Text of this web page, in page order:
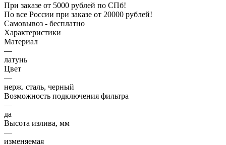
При заказе от 5000 рублей по СПб!
По все России при заказе от 20000 рублей!
Самовывоз - бесплатно
Характеристики
Материал
—
латунь
Цвет
—
нерж. сталь, черный
Возможность подключения фильтра
—
да
Высота излива, мм
—
изменяемая